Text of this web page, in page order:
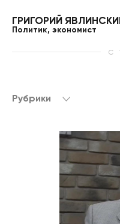
ГРИГОРИЙ
Политик, экономист
Рубрики